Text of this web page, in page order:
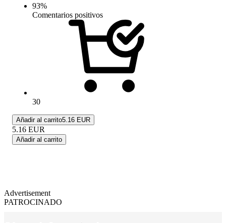
93%
Comentarios positivos
30
Añadir al carrito5.16 EUR
5.16 EUR
Añadir al carrito
Advertisement
PATROCINADO